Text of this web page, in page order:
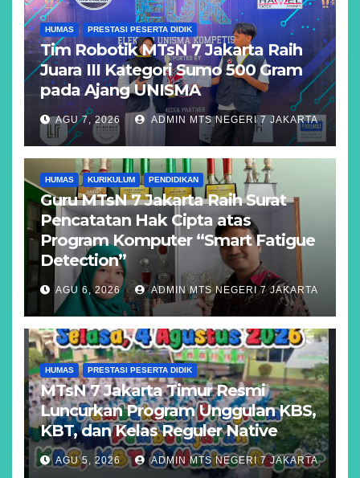
HUMAS PRESTASI PESERTA DIDIK
Tim Robotik MTsN 7 Jakarta Raih
Juara III Kategori Sumo 500 Gram
pada Ajang UNISMA
AGU 7, 2026 ADMIN MTS NEGERI 7 JAKARTA
HUMAS KURIKULUM PENDIDIKAN
Guru MTsN 7 Jakarta Raih Surat
Pencatatan Hak Cipta atas
Program Komputer “Smart Fatigue
Detection”
AGU 6, 2026 ADMIN MTS NEGERI 7 JAKARTA
HUMAS PRESTASI PESERTA DIDIK
MTsN 7 Jakarta Timur Resmi
Luncurkan Program Unggulan KBS,
KBT, dan Kelas Reguler Native
AGU 5, 2026 ADMIN MTS NEGERI 7 JAKARTA